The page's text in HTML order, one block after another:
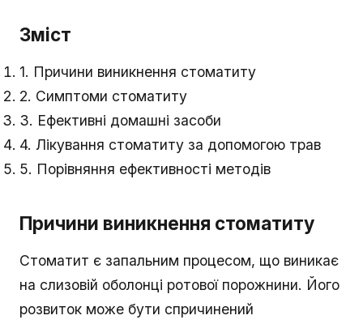
Зміст
1. Причини виникнення стоматиту
2. Симптоми стоматиту
3. Ефективні домашні засоби
4. Лікування стоматиту за допомогою трав
5. Порівняння ефективності методів
Причини виникнення стоматиту
Стоматит є запальним процесом, що виникає
на слизовій оболонці ротової порожнини. Його
розвиток може бути спричинений